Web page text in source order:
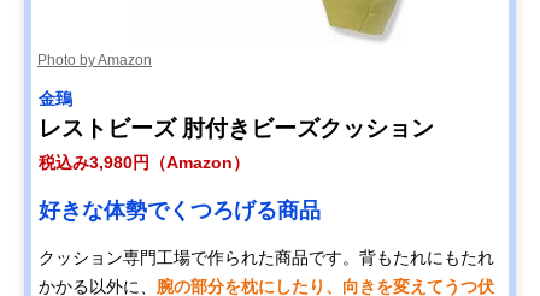
Photo by Amazon
金鵄
レストビーズ 肘付きビーズクッション
税込み3,980円（Amazon）
好きな体勢でくつろげる商品
クッション専門工場で作られた商品です。背もたれにもたれ
かかる以外に、 腕の部分を枕にしたり、向きを変えてうつ伏